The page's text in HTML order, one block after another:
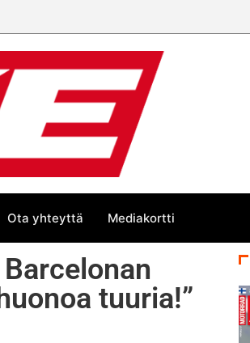
Ota yhteyttä Mediakortti
tuuria!”